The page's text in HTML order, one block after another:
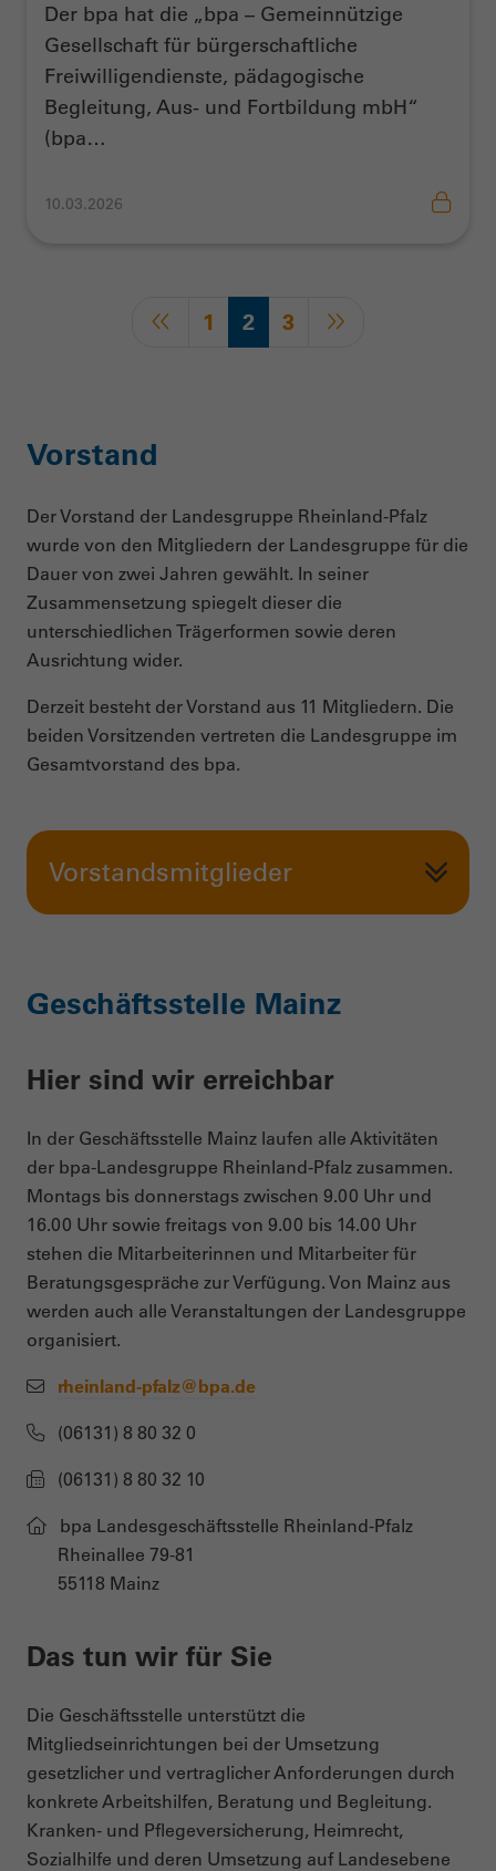
Der bpa hat die „bpa – Gemeinnützige
Gesellschaft für bürgerschaftliche
Freiwilligendienste, pädagogische
Begleitung, Aus- und Fortbildung mbH“
(bpa…
10.03.2026
1 2 3
Vorstand
Der Vorstand der Landesgruppe Rheinland-Pfalz
wurde von den Mitgliedern der Landesgruppe für die
Dauer von zwei Jahren gewählt. In seiner
Zusammensetzung spiegelt dieser die
unterschiedlichen Trägerformen sowie deren
Ausrichtung wider.
Derzeit besteht der Vorstand aus 11 Mitgliedern. Die
beiden Vorsitzenden vertreten die Landesgruppe im
Gesamtvorstand des bpa.
Vorstandsmitglieder
Geschäftsstelle Mainz
Hier sind wir erreichbar
In der Geschäftsstelle Mainz laufen alle Aktivitäten
der bpa-Landesgruppe Rheinland-Pfalz zusammen.
Montags bis donnerstags zwischen 9.00 Uhr und
16.00 Uhr sowie freitags von 9.00 bis 14.00 Uhr
stehen die Mitarbeiterinnen und Mitarbeiter für
Beratungsgespräche zur Verfügung. Von Mainz aus
werden auch alle Veranstaltungen der Landesgruppe
organisiert.
rheinland-pfalz@bpa.de
(06131) 8 80 32 0
(06131) 8 80 32 10
bpa Landesgeschäftsstelle Rheinland-Pfalz
Rheinallee 79-81
55118 Mainz
Das tun wir für Sie
Die Geschäftsstelle unterstützt die
Mitgliedseinrichtungen bei der Umsetzung
gesetzlicher und vertraglicher Anforderungen durch
konkrete Arbeitshilfen, Beratung und Begleitung.
Kranken- und Pflegeversicherung, Heimrecht,
Sozialhilfe und deren Umsetzung auf Landesebene